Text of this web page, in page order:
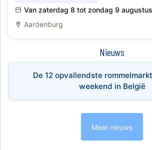
kinderspel
Van zaterdag 8 tot zondag 9 augustus
Aardenburg
Nieuws
De 12 opvallendste
weekend in België
Meer nieuws